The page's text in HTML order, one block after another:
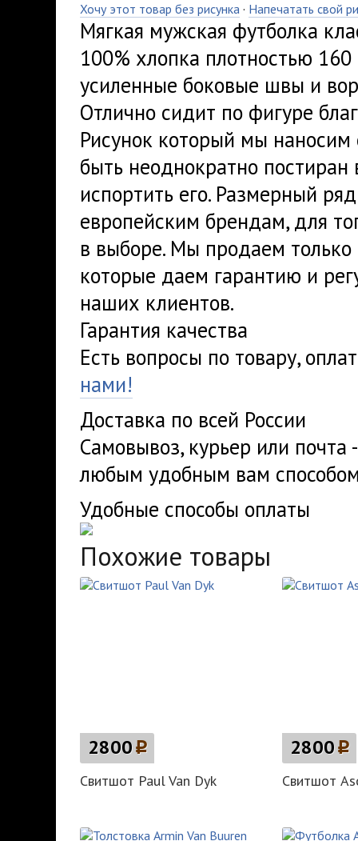
Хочу этот товар без рисунка · Напечатать свой
Мягкая мужская футболка
100% хлопка плотностью
усиленные боковые швы и
Отлично сидит по фигуре
Рисунок который мы
быть неоднократно
испортить его. Размерный
европейским брендам, для
в выборе. Мы продаем только
которые даем гарантию и
наших клиентов.
Гарантия качества
Есть вопросы по товару,
нами!
Доставка по всей России
Самовывоз, курьер или
любым удобным вам
Удобные способы оплаты
Похожие товары
2800p
Свитшот Paul Van Dyk
2800p
Свитшот